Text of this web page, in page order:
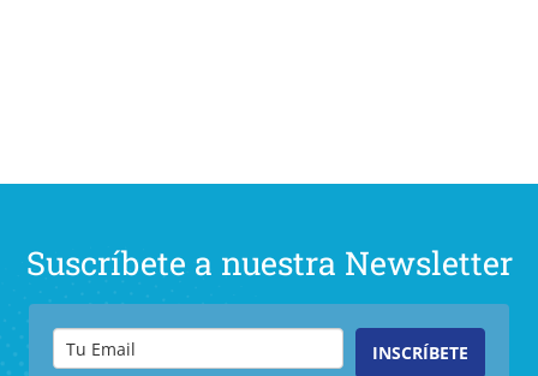
Suscríbete a nuestra Newsletter
INSCRÍBETE